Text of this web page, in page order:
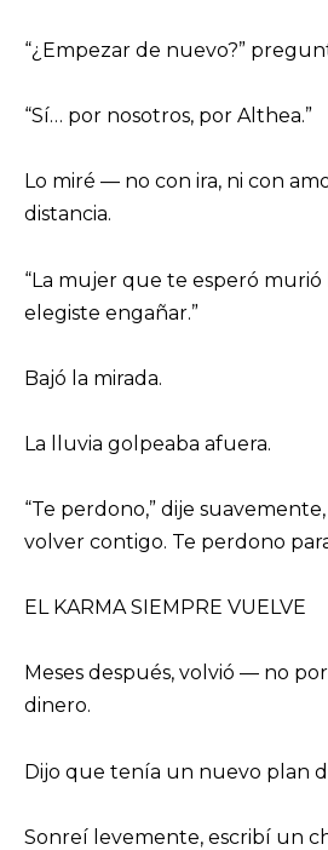
“¿Empezar de nuevo?”
“Sí… por nosotros, por Althea.”
Lo miré — no con ira, ni con
distancia.
“La mujer que te esperó
elegiste engañar.”
Bajó la mirada.
La lluvia golpeaba afuera.
“Te perdono,” dije
volver contigo. Te perdono
EL KARMA SIEMPRE VUELVE
Meses después, volvió — no
dinero.
Dijo que tenía un nuevo plan
Sonreí levemente, escribí un